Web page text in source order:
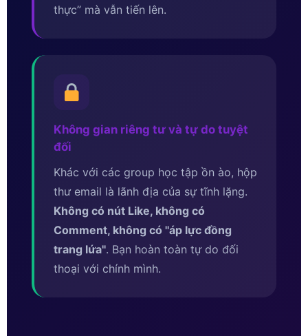
thực” mà vẫn tiến lên.
Không gian riêng tư và tự do tuyệt
đối
Khác với các group học tập ồn ào, hộp
thư email là lãnh địa của sự tĩnh lặng.
Không có nút Like, không có
Comment, không có ''áp lực đồng
trang lứa''. Bạn hoàn toàn tự do đối
thoại với chính mình.